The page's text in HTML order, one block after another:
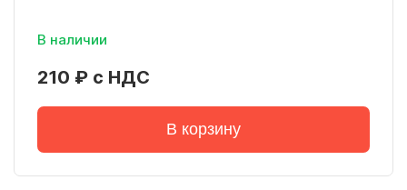
В наличии
210 ₽ с НДС
В корзину